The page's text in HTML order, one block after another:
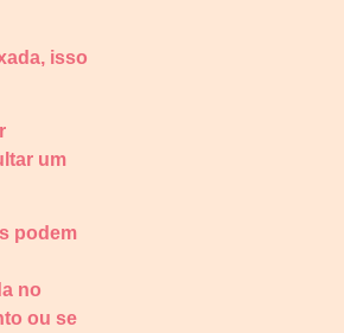
isso
um
podem
no
ou se